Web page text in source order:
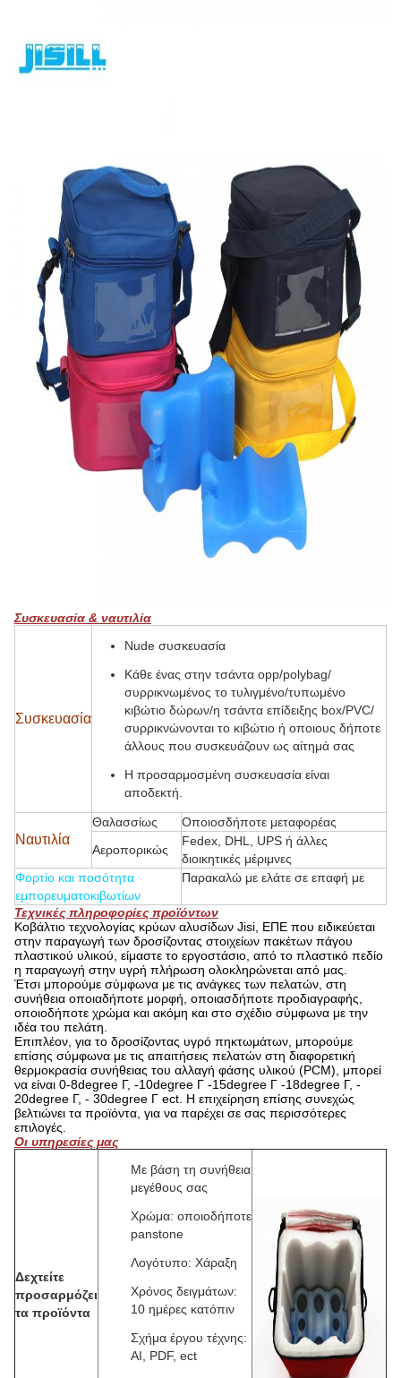
Συσκευασία & ναυτιλία
Συσκευασία
Nude συσκευασία
Κάθε ένας στην τσάντα opp/polybag/
συρρικνωμένος το τυλιγμένο/τυπωμένο
κιβώτιο δώρων/η τσάντα επίδειξης box/PVC/
συρρικνώνονται το κιβώτιο ή οποιους δήποτε
άλλους που συσκευάζουν ως αίτημά σας
Η προσαρμοσμένη συσκευασία είναι
αποδεκτή.
Ναυτιλία
Θαλασσίως
Οποιοσδήποτε μεταφορέας
Αεροπορικώς
Fedex, DHL, UPS ή άλλες
διοικητικές μέριμνες
Φορτίο και ποσότητα
εμπορευματοκιβωτίων
Παρακαλώ με ελάτε σε επαφή με
Τεχνικές πληροφορίες προϊόντων
Κοβάλτιο τεχνολογίας κρύων αλυσίδων Jisi, ΕΠΕ που ειδικεύεται
στην παραγωγή των δροσίζοντας στοιχείων πακέτων πάγου
πλαστικού υλικού, είμαστε το εργοστάσιο, από το πλαστικό πεδίο
η παραγωγή στην υγρή πλήρωση ολοκληρώνεται από μας.
Έτσι μπορούμε σύμφωνα με τις ανάγκες των πελατών, στη
συνήθεια οποιαδήποτε μορφή, οποιασδήποτε προδιαγραφής,
οποιοδήποτε χρώμα και ακόμη και στο σχέδιο σύμφωνα με την
ιδέα του πελάτη.
Επιπλέον, για το δροσίζοντας υγρό πηκτωμάτων, μπορούμε
επίσης σύμφωνα με τις απαιτήσεις πελατών στη διαφορετική
θερμοκρασία συνήθειας του αλλαγή φάσης υλικού (PCM), μπορεί
να είναι 0-8degree Γ, -10degree Γ -15degree Γ -18degree Γ, -
20degree Γ, - 30degree Γ ect. Η επιχείρηση επίσης συνεχώς
βελτιώνει τα προϊόντα, για να παρέχει σε σας περισσότερες
επιλογές.
Οι υπηρεσίες μας
Δεχτείτε
προσαρμόζει
τα προϊόντα
Με βάση τη συνήθεια
μεγέθους σας
Χρώμα: οποιοδήποτε
panstone
Λογότυπο: Χάραξη
Χρόνος δειγμάτων:
10 ημέρες κατόπιν
Σχήμα έργου τέχνης:
AI, PDF, ect